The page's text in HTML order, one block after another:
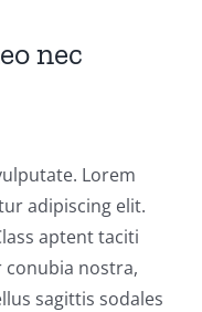
nec
Lorem
adipiscing elit.
aptent taciti
nostra,
sagittis sodales